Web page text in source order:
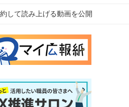
して読み上げる動画を公開